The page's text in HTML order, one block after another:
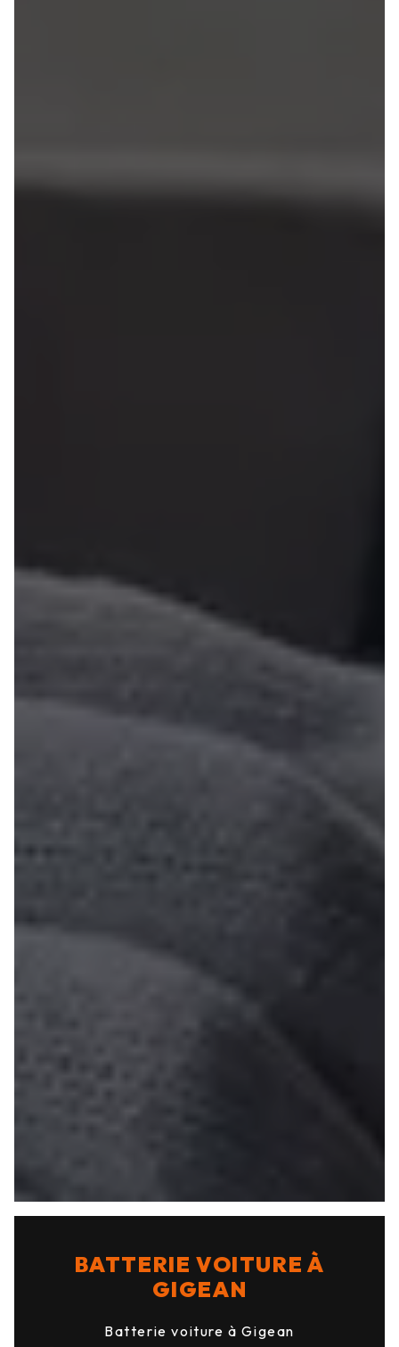
BATTERIE VOITURE À
GIGEAN
Batterie voiture à Gigean